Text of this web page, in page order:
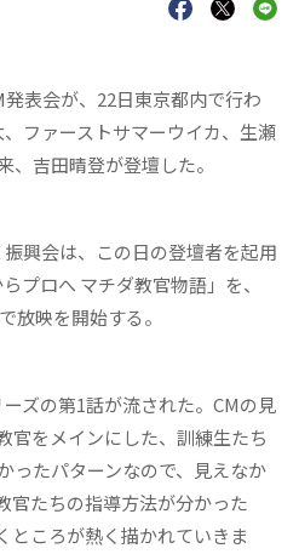
表会が、22日東京都内で行わ
ファーストサマーウイカ、生瀬
、吉田晴登が登壇した。
興会は、この日の登壇者を起用
プロへ マチダ教官物語」を、
放映を開始する。
ズの第1話が流された。CMの見
官をメインにした、訓練生たち
ったパターンなので、見えなか
官たちの指導方法が分かった
ところが熱く描かれていきま